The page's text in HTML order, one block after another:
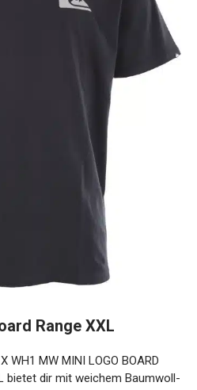
Range XXL
WH1 MW MINI LOGO BOARD
bietet dir mit weichem Baumwoll-